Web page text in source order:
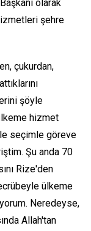
olarak
şehre
çukurdan,
şöyle
hizmet
seçimle göreve
Şu anda 70
Rize'den
ülkeme
Neredeyse,
Allah'tan